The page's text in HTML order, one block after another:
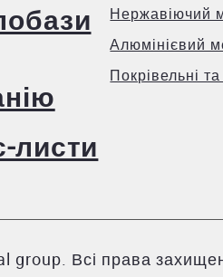
Н-35 характеризується
і є придатним для
та Н-75.
на профнастил Н-35
компанії пропонують
листи
Нержавіючий
Алюмінієвий
Покрівельні
group. Всі права